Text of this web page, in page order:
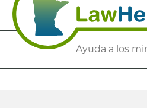
Ayuda a los
Secondary